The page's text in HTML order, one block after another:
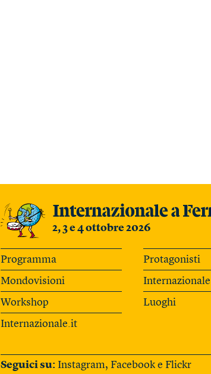
2, 3 e 4 ottobre 2026
Programma Protagonisti
Mondovisioni
Workshop
Luoghi
Internazionale.it
Seguici su: Instagram, Facebook e Flickr